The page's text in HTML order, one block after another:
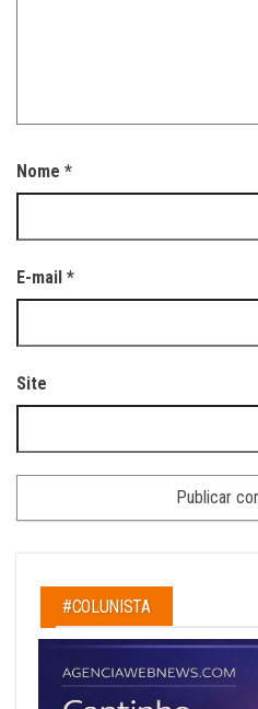
Nome *
E-mail *
Site
#COLUNISTA